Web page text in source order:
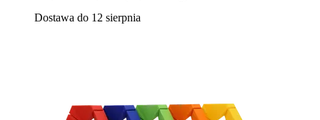
Dostawa do 12 sierpnia